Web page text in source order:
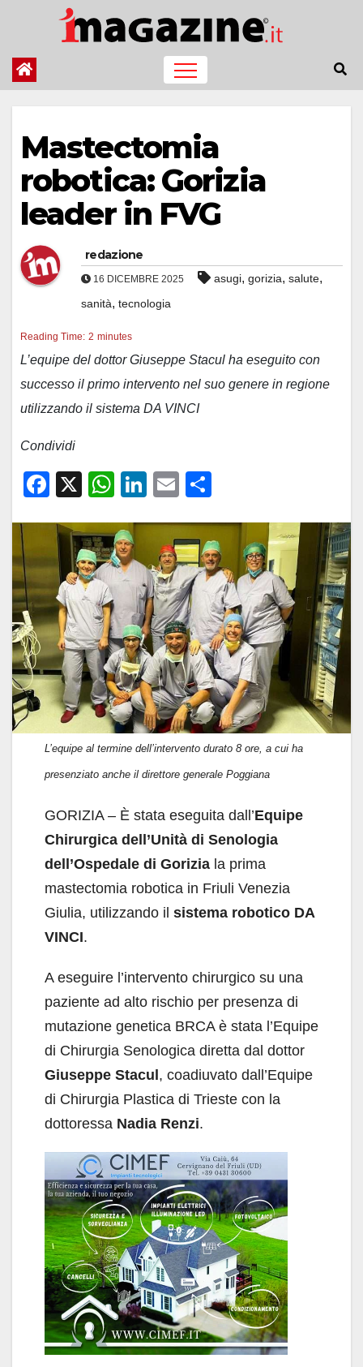
contenuto
Mastectomia
robotica: Gorizia
leader in FVG
redazione
16 DICEMBRE 2025 asugi, gorizia, salute,
sanità, tecnologia
Reading Time: 2 minutes
L’equipe del dottor Giuseppe Stacul ha eseguito con
successo il primo intervento nel suo genere in regione
utilizzando il sistema DA VINCI
Condividi
F
c
e
b
o
o
k
X
W
at
s
A
p
p
Li
e
dI
n
E
ail n
di
vi
di
L’equipe al termine dell’intervento durato 8 ore, a cui ha
presenziato anche il direttore generale Poggiana
GORIZIA – È stata eseguita dall’Equipe
Chirurgica dell’Unità di Senologia
dell’Ospedale di Gorizia la prima
mastectomia robotica in Friuli Venezia
Giulia, utilizzando il sistema robotico DA
VINCI.
A eseguire l’intervento chirurgico su una
paziente ad alto rischio per presenza di
mutazione genetica BRCA è stata l’Equipe
di Chirurgia Senologica diretta dal dottor
Giuseppe Stacul, coadiuvato dall’Equipe
di Chirurgia Plastica di Trieste con la
dottoressa Nadia Renzi.